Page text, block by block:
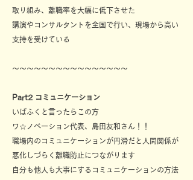
取り組み、離職率を大幅に低下させた
講演やコンサルタントを全国で行い、現場から高い
支持を受けている
〜〜〜〜〜〜〜〜〜〜〜〜〜〜〜〜
Part2 コミュニケーション
いばふくと言ったらこの方
ワ☆ノベーション代表、島田友和さん！！
職場内のコミュニケーションが円滑だと人間関係が
悪化しづらく離職防止につながります
自分も他人も大事にするコミュニケーションの方法